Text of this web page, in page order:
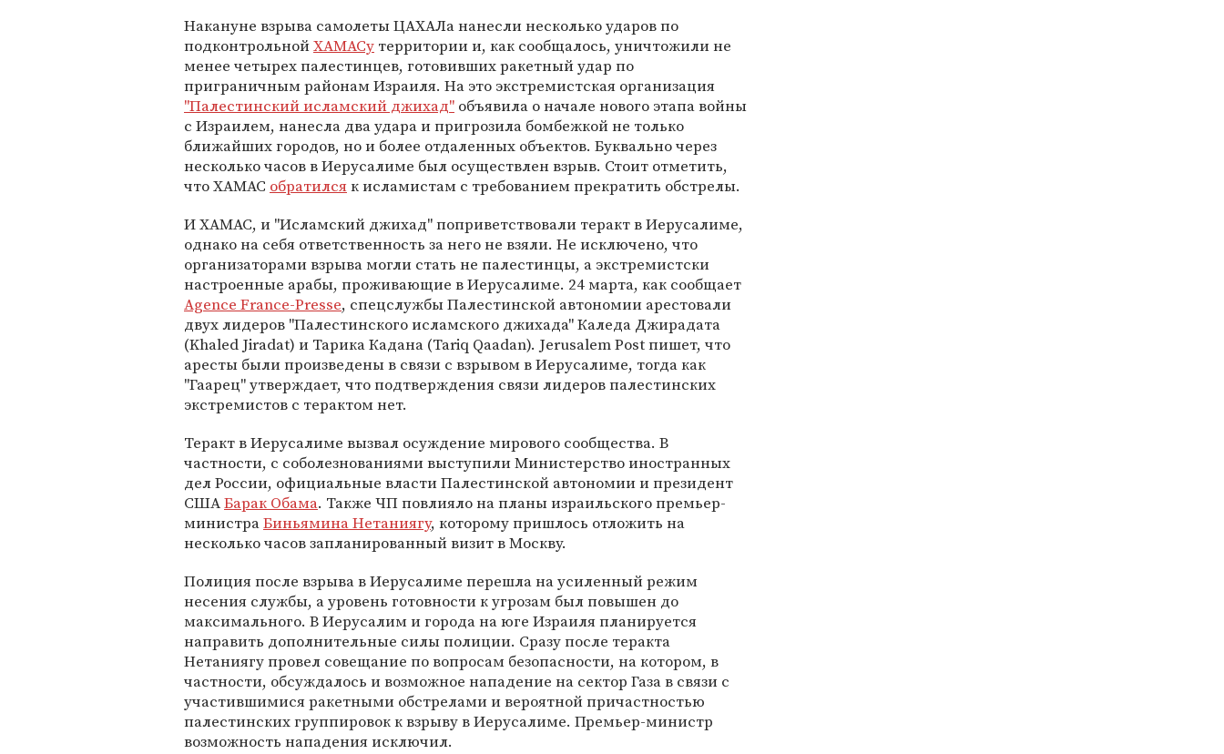
Накануне взрыва самолеты ЦАХАЛа нанесли несколько ударов по
подконтрольнойХАМАСу территории и, как сообщалось, уничтожили не
менее четырех палестинцев, готовивших ракетный удар по
приграничным районам Израиля. На это экстремистская организация
"Палестинский исламский джихад" объявила о начале нового этапа войны
с Израилем, нанесла два удара и пригрозила бомбежкой не только
ближайших городов, но и более отдаленных объектов. Буквально через
несколько часов в Иерусалиме был осуществлен взрыв. Стоит отметить,
что ХАМАС обратилсяк исламистам с требованием прекратить обстрелы.
И ХАМАС, и "Исламский джихад" поприветствовали теракт в Иерусалиме,
однако на себя ответственность за него не взяли. Не исключено, что
организаторами взрыва могли стать не палестинцы, а экстремистски
настроенные арабы, проживающие в Иерусалиме. 24 марта, как сообщает
Agence France-Presse, спецслужбы Палестинской автономии арестовали
двух лидеров "Палестинского исламского джихада" Каледа Джирадата
(Khaled Jiradat) и Тарика Кадана (Tariq Qaadan). Jerusalem Post пишет, что
аресты были произведены в связи с взрывом в Иерусалиме, тогда как
"Гаарец" утверждает, что подтверждения связи лидеров палестинских
экстремистов с терактом нет.
Теракт в Иерусалиме вызвал осуждение мирового сообщества. В
частности, с соболезнованиями выступили Министерство иностранных
дел России, официальные власти Палестинской автономии и президент
СШАБарак Обама. Также ЧП повлияло на планы израильского премьер-
министраБиньямина Нетаниягу, которому пришлось отложить на
несколько часов запланированный визит в Москву.
Полиция после взрыва в Иерусалиме перешла на усиленный режим
несения службы, а уровень готовности к угрозам был повышен до
максимального. В Иерусалим и города на юге Израиля планируется
направить дополнительные силы полиции. Сразу после теракта
Нетаниягу провел совещание по вопросам безопасности, на котором, в
частности, обсуждалось и возможное нападение на сектор Газа в связи с
участившимися ракетными обстрелами и вероятной причастностью
палестинских группировок к взрыву в Иерусалиме. Премьер-министр
возможность нападения исключил.